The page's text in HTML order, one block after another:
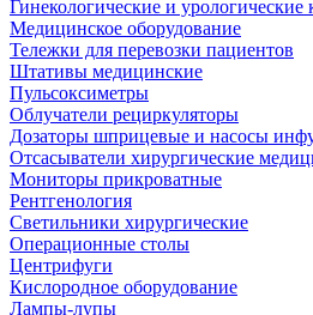
Гинекологические и урологические
Медицинское оборудование
Тележки для перевозки пациентов
Штативы медицинские
Пульсоксиметры
Облучатели рециркуляторы
Дозаторы шприцевые и насосы
Отсасыватели хирургические
Мониторы прикроватные
Рентгенология
Светильники хирургические
Операционные столы
Центрифуги
Кислородное оборудование
Лампы-лупы